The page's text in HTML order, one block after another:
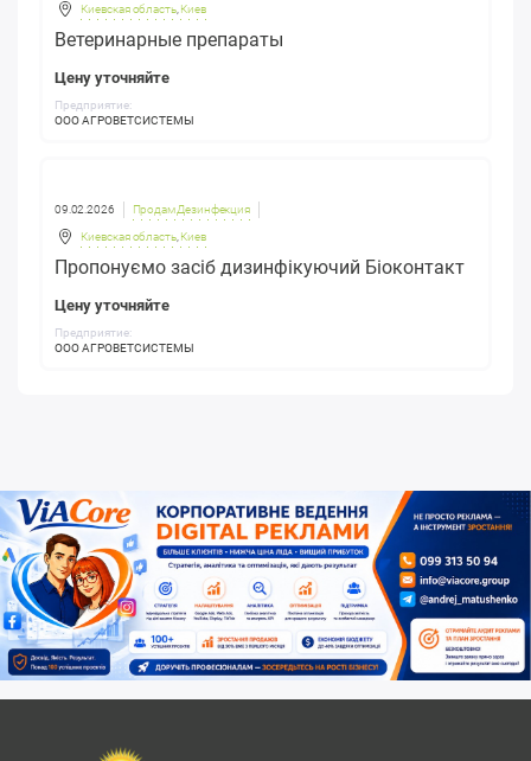
Киевская область, Киев
Ветеринарные препараты
Цену уточняйте
Предприятие:
ООО АГРОВЕТСИСТЕМЫ
09.02.2026 Продам Дезинфекция
Киевская область, Киев
Пропонуємо засіб дизинфікуючий Біоконтакт
Цену уточняйте
Предприятие:
ООО АГРОВЕТСИСТЕМЫ